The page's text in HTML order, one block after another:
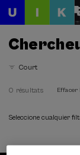
Court
0 résultats Effacer
Seleccione cualquier